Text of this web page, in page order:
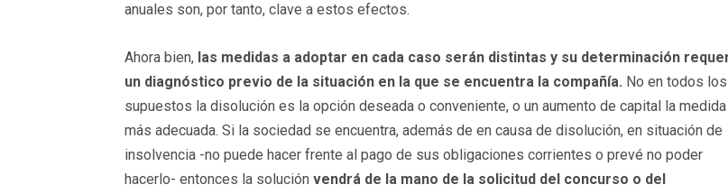
anuales son, por tanto, clave a estos efectos.
Ahora bien, las medidas a adoptar en cada caso serán distintas y su determinación
un diagnóstico previo de la situación en la que se encuentra la compañía. No en todos los
supuestos la disolución es la opción deseada o conveniente, o un aumento de capital la medida
más adecuada. Si la sociedad se encuentra, además de en causa de disolución, en situación de
insolvencia -no puede hacer frente al pago de sus obligaciones corrientes o prevé no poder
hacerlo- entonces la solución vendrá de la mano de la solicitud del concurso o del